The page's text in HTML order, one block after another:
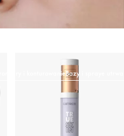
Bronzery i konturowanieBazy i spraye